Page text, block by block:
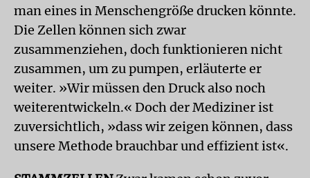
man eines in Menschengröße drucken könnte.
Die Zellen können sich zwar
zusammenziehen, doch funktionieren nicht
zusammen, um zu pumpen, erläuterte er
weiter. »Wir müssen den Druck also noch
weiterentwickeln.« Doch der Mediziner ist
zuversichtlich, »dass wir zeigen können, dass
unsere Methode brauchbar und effizient ist«.